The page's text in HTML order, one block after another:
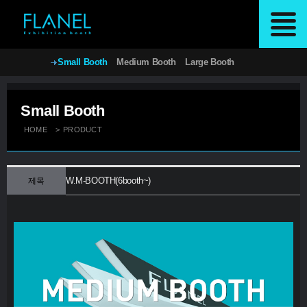
Small Booth Medium Booth Large Booth
Small Booth
HOME > PRODUCT
제목 W.M-BOOTH(6booth~)